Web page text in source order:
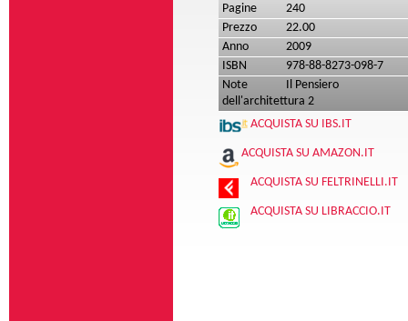
Pagine
240
Prezzo
22.00
Anno
2009
ISBN
978-88-8273-098-7
Note
Il Pensiero
dell'architettura 2
ACQUISTA SU IBS.IT
ACQUISTA SU AMAZON.IT
ACQUISTA SU FELTRINELLI.IT
ACQUISTA SU LIBRACCIO.IT